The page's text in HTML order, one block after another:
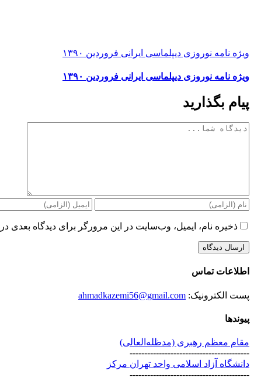
ویژه نامه نوروزی دیپلماسی ایرانی فروردین ۱۳۹۰
ویژه نامه نوروزی دیپلماسی ایرانی فروردین ۱۳۹۰
پیام بگذارید
دیدگاه
ذخیره نام، ایمیل، وب‌سایت در این مرورگر برای دیدگاه بعدی
اطلاعات تماس
پست الکترونیک: ahmadkazemi56@gmail.com
پیوندها
مقام معظم رهبری (مد‌ظله‌العالی)
-----------------------------------------
دانشگاه آزاد اسلامی واحد تهران مرکز
-----------------------------------------